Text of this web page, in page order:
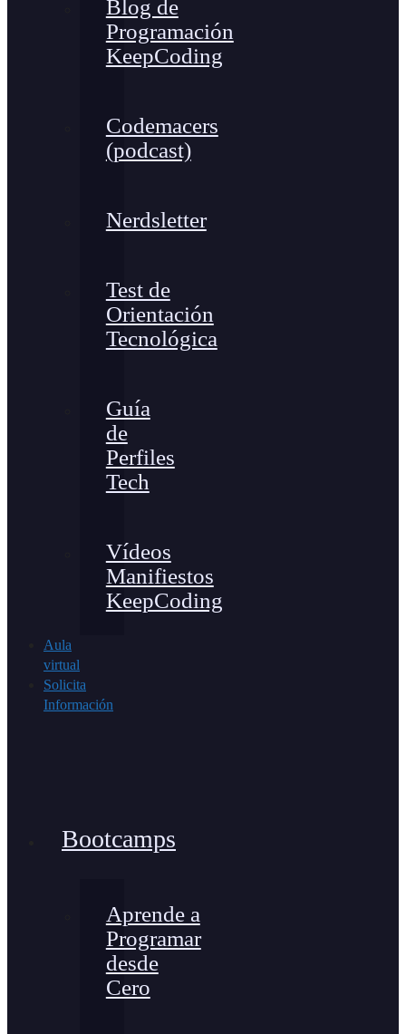
Blog de
Programación
KeepCoding
Codemacers
(podcast)
Nerdsletter
Test de
Orientación
Tecnológica
Guía
de
Perfiles
Tech
Vídeos
Manifiestos
KeepCoding
Aula
virtual
Solicita
Información
Bootcamps
Aprende a
Programar
desde
Cero